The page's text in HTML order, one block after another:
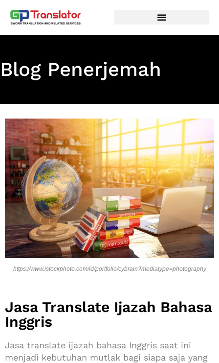
Blog Penerjemah
https://www.istockphoto.com/id/portfolio/cybrain?mediatype=photography
Jasa Translate Ijazah Bahasa
Inggris
Jasa translate ijazah bahasa Inggris saat ini
menjadi kebutuhan mutlak bagi siapa saja yang